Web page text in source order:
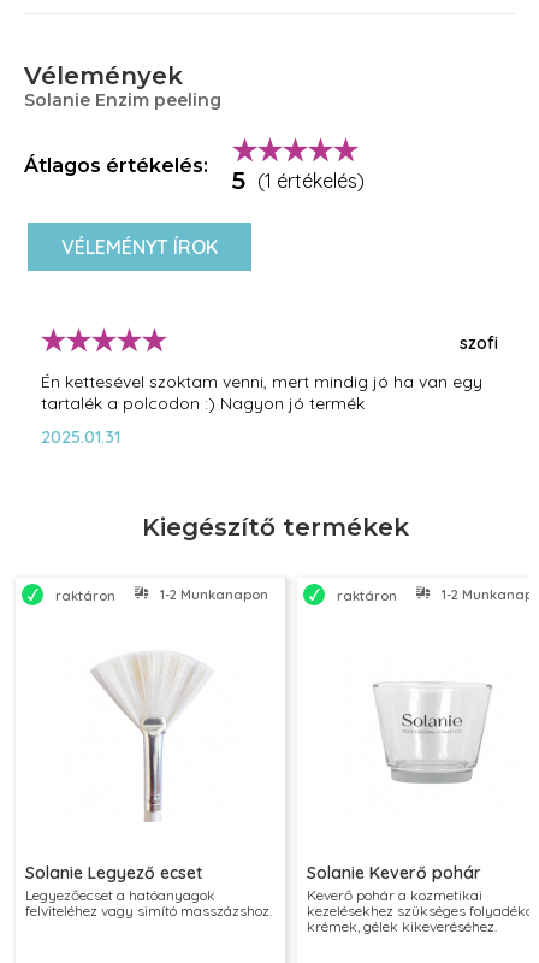
Vélemények
Solanie Enzim peeling
Átlagos értékelés:
5 (1 értékelés)
VÉLEMÉNYT ÍROK
szofi
Én kettesével szoktam venni, mert mindig jó ha van egy
tartalék a polcodon :) Nagyon jó termék
2025.01.31
Kiegészítő termékek
raktáron 1-2 Munkanapon belül szállítjuk
Solanie Legyező ecset
Legyezőecset a hatóanyagok
felviteléhez vagy simító masszázshoz.
raktáron 1-2
Solanie Keverő pohár
Keverő pohár a kozmetikai
kezelésekhez szükséges
krémek, gélek kikeveréséhez.